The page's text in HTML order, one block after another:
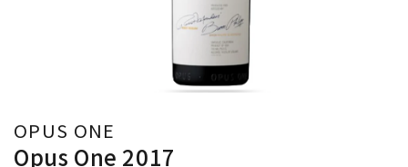
OPUS ONE
Opus One 2017